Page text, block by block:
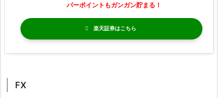
パーポイントもガンガン貯まる！
楽天証券
FX